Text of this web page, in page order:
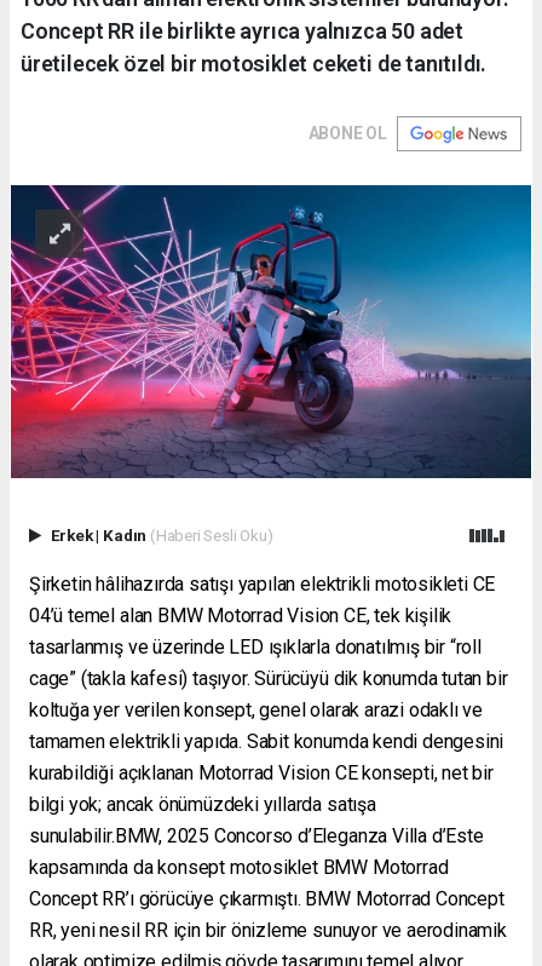
Concept RR ile birlikte ayrıca yalnızca 50 adet
üretilecek özel bir motosiklet ceketi de tanıtıldı.
ABONE OL
Erkek| Kadın (Haberi Sesli Oku)
Şirketin hâlihazırda satışı yapılan elektrikli motosikleti CE
04’ü temel alan BMW Motorrad Vision CE, tek kişilik
tasarlanmış ve üzerinde LED ışıklarla donatılmış bir “roll
cage” (takla kafesi) taşıyor. Sürücüyü dik konumda tutan bir
koltuğa yer verilen konsept, genel olarak arazi odaklı ve
tamamen elektrikli yapıda. Sabit konumda kendi dengesini
kurabildiği açıklanan Motorrad Vision CE konsepti, net bir
bilgi yok; ancak önümüzdeki yıllarda satışa
sunulabilir.BMW, 2025 Concorso d’Eleganza Villa d’Este
kapsamında da konsept motosiklet BMW Motorrad
Concept RR’ı görücüye çıkarmıştı. BMW Motorrad Concept
RR, yeni nesil RR için bir önizleme sunuyor ve aerodinamik